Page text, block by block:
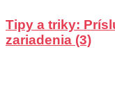
Tipy a triky:
zariadenia (3)